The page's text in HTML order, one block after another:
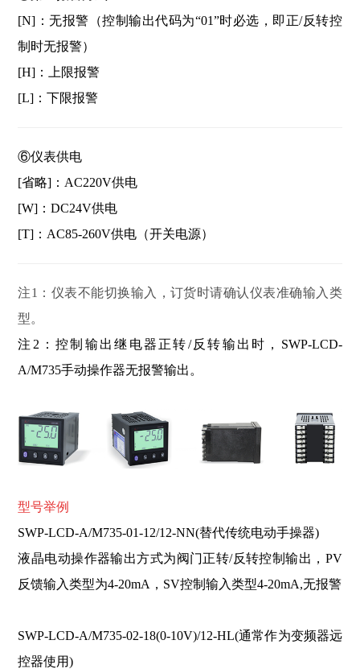
[N]：无报警（控制输出代码为“01”时必选，即正/反转控
制时无报警）
[H]：上限报警
[L]：下限报警
⑥仪表供电
[省略]：AC220V供电
[W]：DC24V供电
[T]：AC85-260V供电（开关电源）
注1：仪表不能切换输入，订货时请确认仪表准确输入类
型。
注2：控制输出继电器正转/反转输出时，SWP-LCD-
A/M735手动操作器无报警输出。
型号举例
SWP-LCD-A/M735-01-12/12-NN(替代传统电动手操器)
液晶电动操作器输出方式为阀门正转/反转控制输出，PV
反馈输入类型为4-20mA，SV控制输入类型4-20mA,无报警
SWP-LCD-A/M735-02-18(0-10V)/12-HL(通常作为变频器远
控器使用)